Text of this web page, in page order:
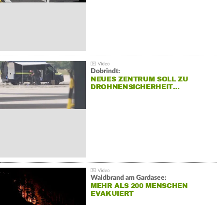
Dobrindt:
NEUES ZENTRUM SOLL ZU
DROHNENSICHERHEIT…
Waldbrand am Gardasee:
MEHR ALS 200 MENSCHEN
EVAKUIERT